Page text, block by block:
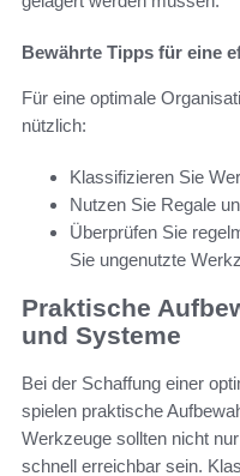
Bewährte Tipps für eine
Für eine optimale
nützlich:
Klassifizieren Sie
Nutzen Sie Regale
Überprüfen Sie
Sie ungenutzte
Praktische
und Systeme
Bei der Schaffung einer
spielen praktische
Werkzeuge sollten nicht
schnell erreichbar sein.